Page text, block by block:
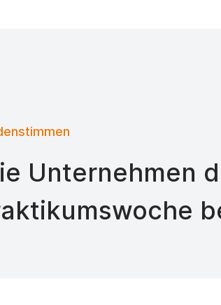
Unternehmen